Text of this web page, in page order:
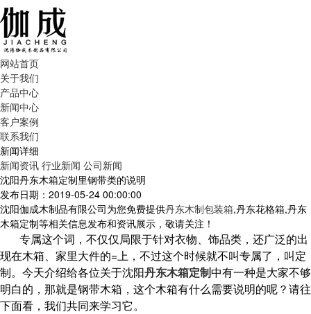
网站首页
关于我们
产品中心
新闻中心
客户案例
联系我们
新闻详细
新闻资讯 行业新闻 公司新闻
沈阳丹东木箱定制里钢带类的说明
发布日期：2019-05-24 00:00:00
沈阳伽成木制品有限公司为您免费提供丹东木制包装箱,丹东花格箱,丹东
木箱定制等相关信息发布和资讯展示，敬请关注！
专属这个词，不仅仅局限于针对衣物、饰品类，还广泛的出
现在木箱、家里大件的=上，不过这个时候就不叫专属了，叫定
制。今天介绍给各位关于沈阳丹东木箱定制中有一种是大家不够
明白的，那就是钢带木箱，这个木箱有什么需要说明的呢？请往
下面看，我们共同来学习它。